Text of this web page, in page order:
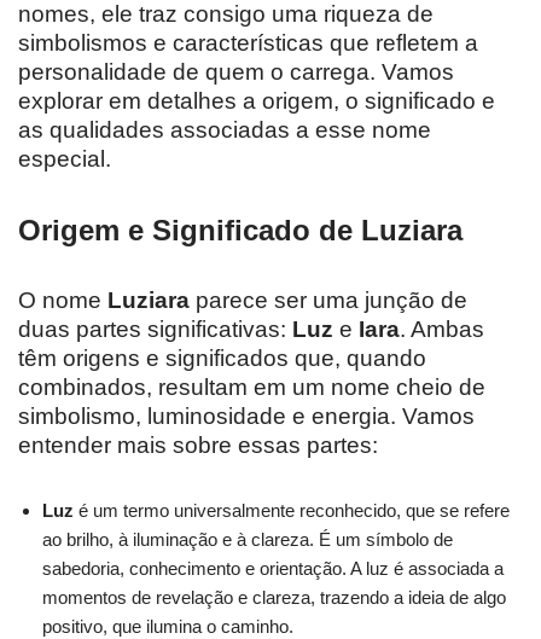
nomes, ele traz consigo uma riqueza de
simbolismos e características que refletem a
personalidade de quem o carrega. Vamos
explorar em detalhes a origem, o significado e
as qualidades associadas a esse nome
especial.
Origem e Significado de Luziara
O nome Luziara parece ser uma junção de
duas partes significativas: Luz e Iara. Ambas
têm origens e significados que, quando
combinados, resultam em um nome cheio de
simbolismo, luminosidade e energia. Vamos
entender mais sobre essas partes:
Luz é um termo universalmente reconhecido, que se refere
ao brilho, à iluminação e à clareza. É um símbolo de
sabedoria, conhecimento e orientação. A luz é associada a
momentos de revelação e clareza, trazendo a ideia de algo
positivo, que ilumina o caminho.